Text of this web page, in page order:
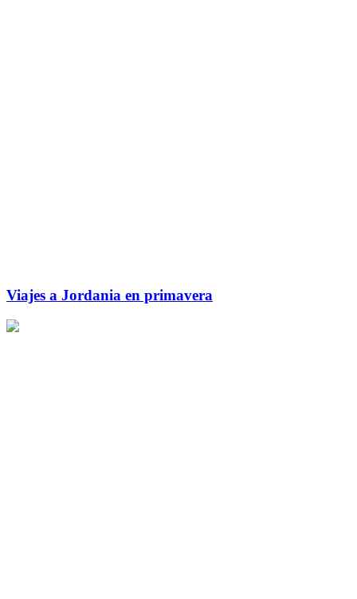
Viajes a Jordania en primavera